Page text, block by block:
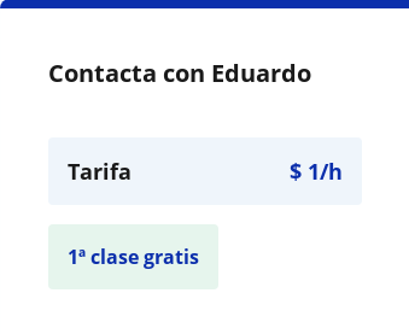
Contacta con Eduardo
Tarifa $ 1/h
1ª clase gratis